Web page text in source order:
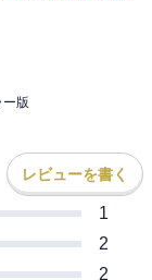
版
レビューを書く
1
2
2